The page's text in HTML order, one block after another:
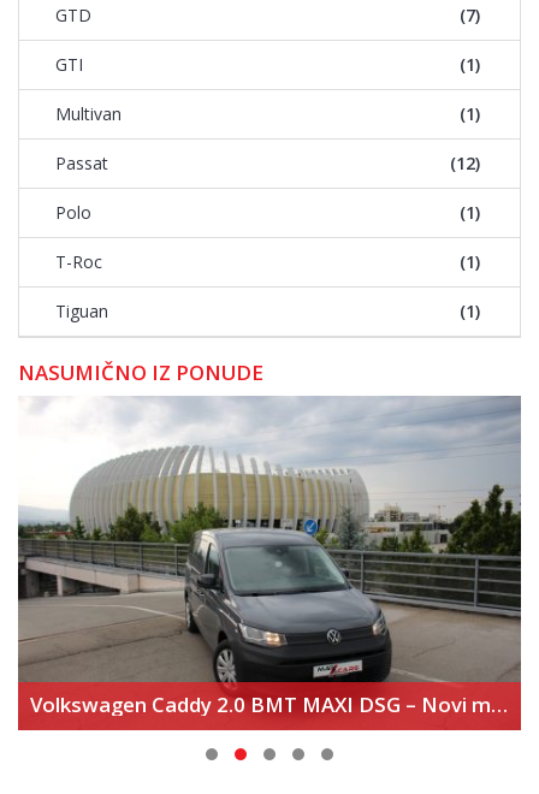
GTD (7)
GTI (1)
Multivan (1)
Passat (12)
Polo (1)
T-Roc (1)
Tiguan (1)
NASUMIČNO IZ PONUDE
Volkswagen Caddy 2.0 BMT MAXI DSG – Novi model